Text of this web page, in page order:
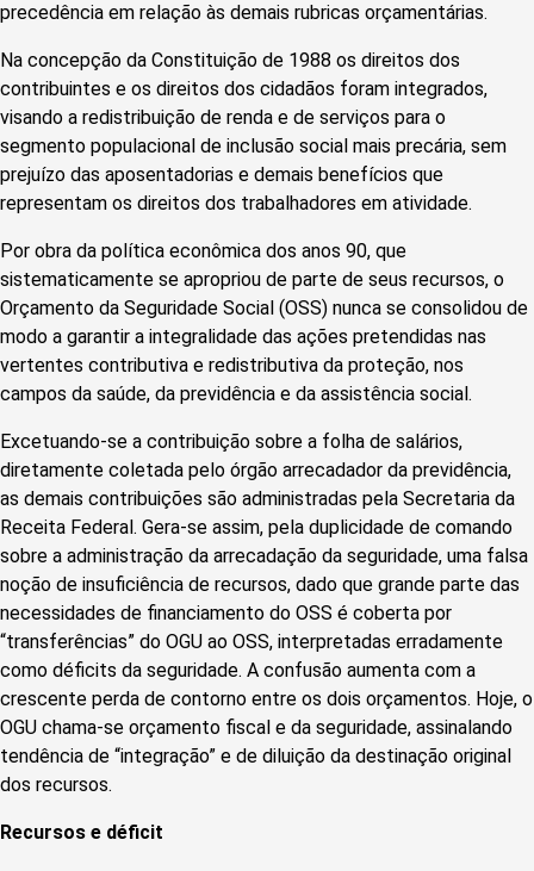
precedência em relação às demais rubricas orçamentárias.
Na concepção da Constituição de 1988 os direitos dos
contribuintes e os direitos dos cidadãos foram integrados,
visando a redistribuição de renda e de serviços para o
segmento populacional de inclusão social mais precária, sem
prejuízo das aposentadorias e demais benefícios que
representam os direitos dos trabalhadores em atividade.
Por obra da política econômica dos anos 90, que
sistematicamente se apropriou de parte de seus recursos, o
Orçamento da Seguridade Social (OSS) nunca se consolidou de
modo a garantir a integralidade das ações pretendidas nas
vertentes contributiva e redistributiva da proteção, nos
campos da saúde, da previdência e da assistência social.
Excetuando-se a contribuição sobre a folha de salários,
diretamente coletada pelo órgão arrecadador da previdência,
as demais contribuições são administradas pela Secretaria da
Receita Federal. Gera-se assim, pela duplicidade de comando
sobre a administração da arrecadação da seguridade, uma falsa
noção de insuficiência de recursos, dado que grande parte das
necessidades de financiamento do OSS é coberta por
“transferências” do OGU ao OSS, interpretadas erradamente
como déficits da seguridade. A confusão aumenta com a
crescente perda de contorno entre os dois orçamentos. Hoje, o
OGU chama-se orçamento fiscal e da seguridade, assinalando
tendência de “integração” e de diluição da destinação original
dos recursos.
Recursos e déficit